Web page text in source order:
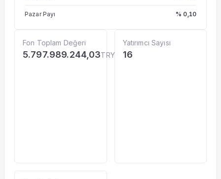
Pazar Payı % 0,10
Fon Toplam Değeri
5.797.989.244,03TRY
Yatırımcı Sayısı
16